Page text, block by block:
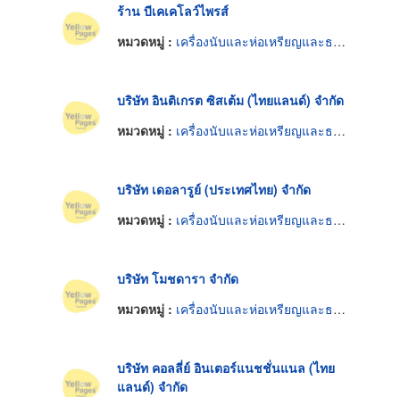
ร้าน บีเคเคโลว์ไพรส์
หมวดหมู่ : เครื่องนับและห่อเหรียญและธนบัตร
บริษัท อินติเกรต ซิสเต้ม (ไทยแลนด์) จำกัด
หมวดหมู่ : เครื่องนับและห่อเหรียญและธนบัตร
บริษัท เดอลารูย์ (ประเทศไทย) จำกัด
หมวดหมู่ : เครื่องนับและห่อเหรียญและธนบัตร
บริษัท โมชดารา จำกัด
หมวดหมู่ : เครื่องนับและห่อเหรียญและธนบัตร
บริษัท คอลลี่ย์ อินเตอร์แนชชั่นแนล (ไทย
แลนด์) จำกัด